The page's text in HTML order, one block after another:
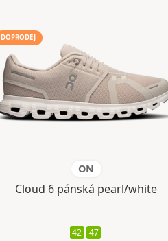
DOPRODEJ
ON
Cloud 6 pánská pearl/white
42 47